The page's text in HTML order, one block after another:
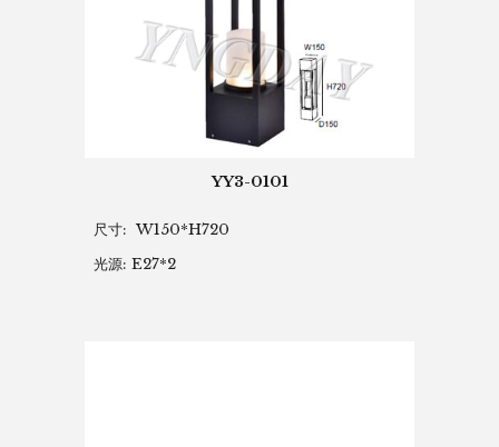
YY3-0101
尺寸: W150*H720
光源: E27*2